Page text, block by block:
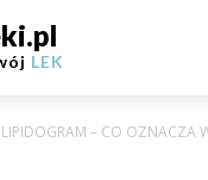
LEK
LIPIDOGRAM – CO OZNACZA